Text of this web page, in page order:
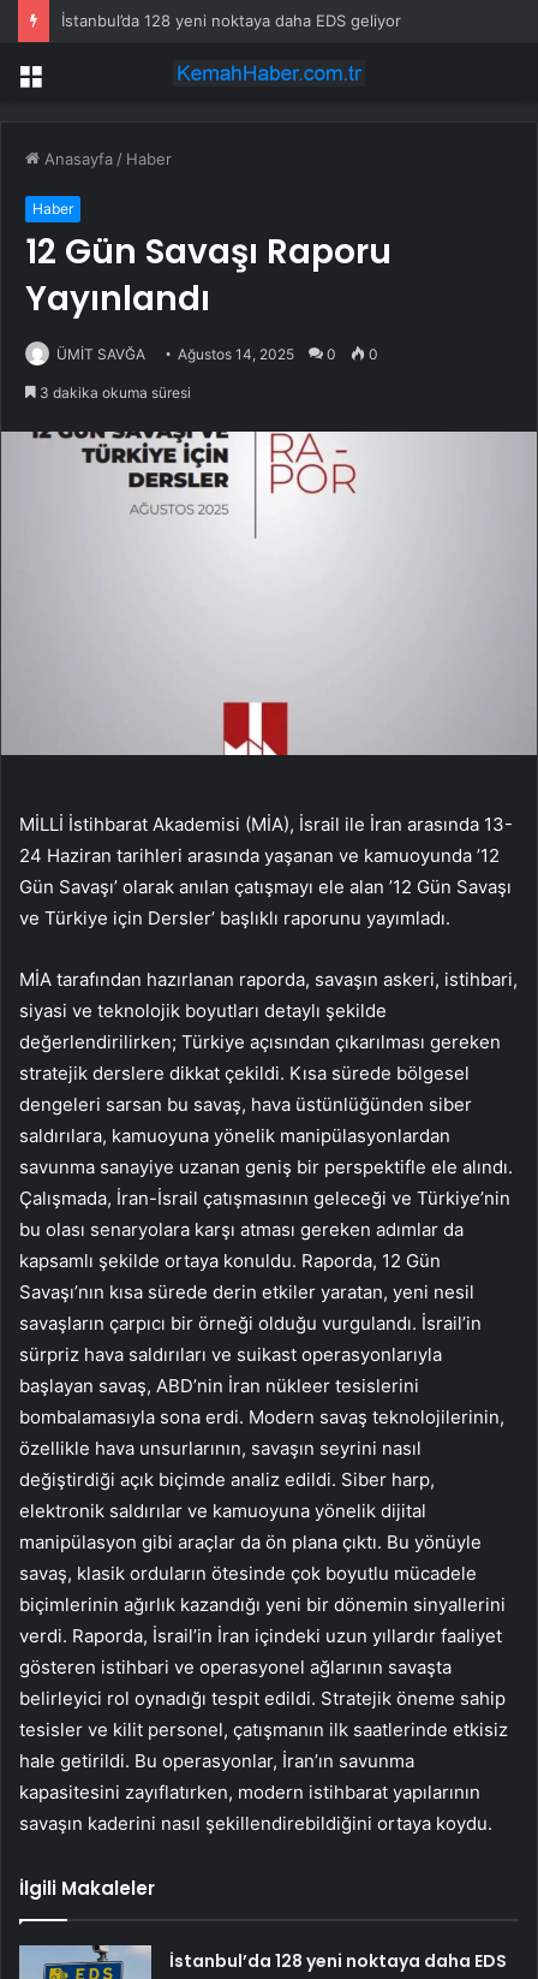
İstanbul’da 128 yeni noktaya daha EDS geliyor
Menü
Anasayfa / Haber
Haber
12 Gün Savaşı Raporu
Yayınlandı
ÜMİT SAVĞA Ağustos 14, 2025 0 0
3 dakika okuma süresi
MİLLİ İstihbarat Akademisi (MİA), İsrail ile İran arasında 13-
24 Haziran tarihleri arasında yaşanan ve kamuoyunda ’12
Gün Savaşı’ olarak anılan çatışmayı ele alan ’12 Gün Savaşı
ve Türkiye için Dersler’ başlıklı raporunu yayımladı.
MİA tarafından hazırlanan raporda, savaşın askeri, istihbari,
siyasi ve teknolojik boyutları detaylı şekilde
değerlendirilirken; Türkiye açısından çıkarılması gereken
stratejik derslere dikkat çekildi. Kısa sürede bölgesel
dengeleri sarsan bu savaş, hava üstünlüğünden siber
saldırılara, kamuoyuna yönelik manipülasyonlardan
savunma sanayiye uzanan geniş bir perspektifle ele alındı.
Çalışmada, İran-İsrail çatışmasının geleceği ve Türkiye’nin
bu olası senaryolara karşı atması gereken adımlar da
kapsamlı şekilde ortaya konuldu. Raporda, 12 Gün
Savaşı’nın kısa sürede derin etkiler yaratan, yeni nesil
savaşların çarpıcı bir örneği olduğu vurgulandı. İsrail’in
sürpriz hava saldırıları ve suikast operasyonlarıyla
başlayan savaş, ABD’nin İran nükleer tesislerini
bombalamasıyla sona erdi. Modern savaş teknolojilerinin,
özellikle hava unsurlarının, savaşın seyrini nasıl
değiştirdiği açık biçimde analiz edildi. Siber harp,
elektronik saldırılar ve kamuoyuna yönelik dijital
manipülasyon gibi araçlar da ön plana çıktı. Bu yönüyle
savaş, klasik orduların ötesinde çok boyutlu mücadele
biçimlerinin ağırlık kazandığı yeni bir dönemin sinyallerini
verdi. Raporda, İsrail’in İran içindeki uzun yıllardır faaliyet
gösteren istihbari ve operasyonel ağlarının savaşta
belirleyici rol oynadığı tespit edildi. Stratejik öneme sahip
tesisler ve kilit personel, çatışmanın ilk saatlerinde etkisiz
hale getirildi. Bu operasyonlar, İran’ın savunma
kapasitesini zayıflatırken, modern istihbarat yapılarının
savaşın kaderini nasıl şekillendirebildiğini ortaya koydu.
İlgili Makaleler
İstanbul’da 128 yeni noktaya daha EDS